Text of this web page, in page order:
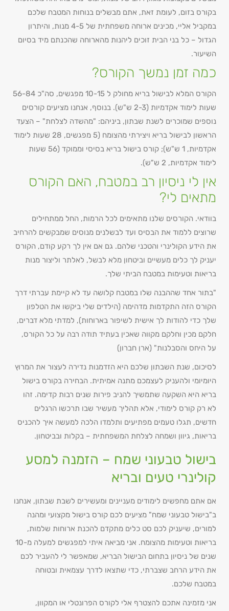
בקורס בזום, לעומת זאת, אתם מבשלים בנוחות המטבח שלכם
במקביל אליי, מכינים ארוחה משפחתית של 4-5 מנות, והיתרון
הגדול – כל בני הבית זוכים ליהנות מהארוחה שהכנתם מיד בסיום
השיעור.
כמה זמן נמשך הקורס?
הקורס המלא לבישול בריא מחולק ל 10-15 מפגשים, סה"כ 56-84
שעות לימוד אקדמיות (2-3 ש"ש). בנוסף, אנחנו מציעים קורסים
נוספים שמוכרים לשנת שבתון, ביניהם: "מהשדה לצלחת" – הצעד
הראשון לבישול בריא ויצירתי מהצומח (5 מפגשים, 28 שעות לימוד
אקדמיות, 1 ש"ש); קורס בישול בריא בסיסי וממוקד (56 שעות
לימוד אקדמיות, 2 ש"ש).
אין לי ניסיון רב במטבח, האם הקורס
מתאים לי?
בוודאי. הקורסים שלנו מתאימים לכל הרמות, החל ממתחילים
שרוצים ללמוד את הבסיס ועד לבשלנים מנוסים שמבקשים להרחיב
את הידע הקולינרי והטכני שלהם. גם אם אין לך רקע קודם, הקורס
יעניק לך כלים מעשיים וביטחון מלא לבשל, לאלתר וליצור מנות
בריאות וטעימות במטבח הביתי שלך.
"בתור אחד שההבנה שלו במטבח קלושה עד לא קיימת עברתי דרך
הקורס הזה התקדמות מדהימה (הילדים שלי ביקשו את הטלפון
שלך כדי להודות לך אישית לשיפור בארוחות), למדתי מלא דברים,
חלקם מכין וחלקם מקווה שאכין בעתיד תודה רבה על כל הקורס,
על היחס והסבלנות" (ארן חברון)
לסיכום, שנת השבתון שלכם היא הזדמנות נדירה לעצור את המרוץ
היומיומי ולהעניק לעצמכם מתנה אמיתית. הבחירה בקורס בישול
בריא היא השקעה שתמשיך להניב פירות שנים רבות קדימה. זהו
לא רק קורס לימודי, אלא תהליך מעשיר שבו תרכשו הרגלים
חדשים, תגלו טעמים מפתיעים ותלמדו הלכה למעשה איך להכניס
בריאות, גיוון ושמחה לצלחת המשפחתית – בקלות ובביטחון.
בישול טבעוני שמח – הזמנה למסע
קולינרי טעים ובריא
אם אתם מחפשים לימודים מעניינים ומעשירים לשבת שבתון, אנחנו
ב"בישול טבעוני שמח" מציעים לכם קורס בישול מקצועי ומהנה
למורים, שיעניק לכם סט כלים מתקדם להכנת ארוחות שלמות,
בריאות וטעימות מהצומח. אני מביאה איתי למפגשים למעלה מ-10
שנים של ניסיון בתחום הבישול הבריא, שמאפשר לי להעביר לכם
את הידע הרחב שצברתי, כדי שתצאו לדרך עצמאית ובטוחה
במטבח שלכם.
אני מזמינה אתכם להצטרף אלי לקורס הפרונטלי או המקוון,